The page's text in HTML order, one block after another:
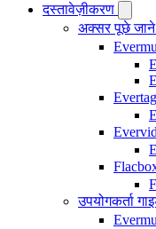
दस्तावेज़ीकरण
अक्सर पूछे जाने
Evertag
उपयोगकर्ता